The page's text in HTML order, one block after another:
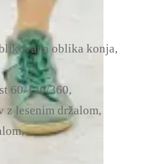
oblika konja,
60/120/360,
z lesenim držalom,